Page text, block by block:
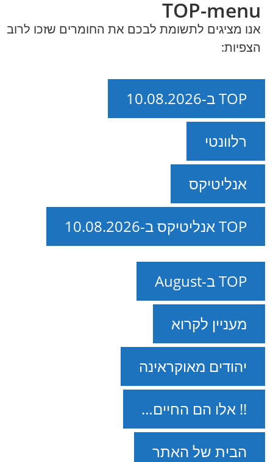
TOP-menu
אנו מציגים לתשומת לבכם את החומרים שזכו לרוב
הצפיות:
TOP ב-10.08.2026
רלוונטי
אנליטיקס
TOP אנליטיקס ב-10.08.2026
TOP ב-August
מעניין לקרוא
יהודים מאוקראינה
!! אלו הם החיים…
הבית של האתר